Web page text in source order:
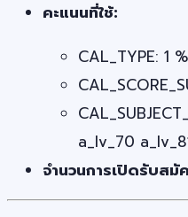
คะแนนที่ใช้:
CAL_TYPE: 1 %
a_lv_70
จำนวนการเปิดรับสมั